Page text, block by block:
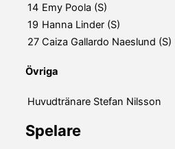
14 Emy Poola (S)
19 Hanna Linder (S)
27 Caiza Gallardo Naeslund (S)
Övriga
Huvudtränare Stefan Nilsson
Spelare